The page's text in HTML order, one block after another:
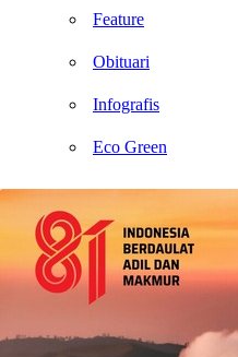
Feature
Obituari
Infografis
Eco Green